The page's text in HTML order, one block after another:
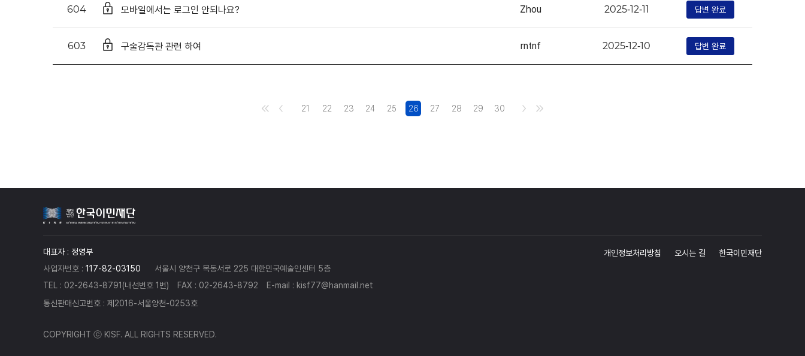
604 모바일에서는 로그인 안되나요? Zhou 2025-12-11 답변 완료
603 구술감독관 관련 하여 rntnf 2025-12-10 답변 완료
21 22 23 24 25 26 27 28 29 30
개인정보처리방침 오시는 길 한국이민재단
대표자 : 정영부
사업자번호 : 117-82-03150
서울시 양천구 목동서로 225 대한민국예술인센터 5층
TEL : 02-2643-8791(내선번호 1번)
FAX : 02-2643-8792
E-mail : kisf77@hanmail.net
통신판매신고번호 : 제2016-서울양천-0253호
COPYRIGHT ⓒ KISF. ALL RIGHTS RESERVED.